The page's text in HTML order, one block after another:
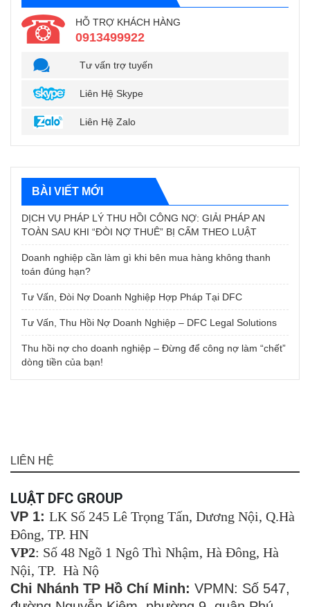
HỖ TRỢ KHÁCH HÀNG
0913499922
Tư vấn trợ tuyến
Liên Hệ Skype
Liên Hệ Zalo
BÀI VIẾT MỚI
DỊCH VỤ PHÁP LÝ THU HỒI CÔNG NỢ: GIẢI PHÁP AN
TOÀN SAU KHI “ĐÒI NỢ THUÊ” BỊ CẤM THEO LUẬT
Doanh nghiệp cần làm gì khi bên mua hàng không thanh
toán đúng hạn?
Tư Vấn, Đòi Nợ Doanh Nghiệp Hợp Pháp Tại DFC
Tư Vấn, Thu Hồi Nợ Doanh Nghiệp – DFC Legal Solutions
Thu hồi nợ cho doanh nghiệp – Đừng để công nợ làm “chết”
dòng tiền của bạn!
LIÊN HỆ
LUẬT DFC GROUP
VP 1: LK Số 245 Lê Trọng Tấn, Dương Nội, Q.Hà
Đông, TP. HN
VP2: Số 48 Ngõ 1 Ngô Thì Nhậm, Hà Đông, Hà
Nội, TP. Hà Nộ
Chi Nhánh TP Hồ Chí Minh: VPMN: Số 547,